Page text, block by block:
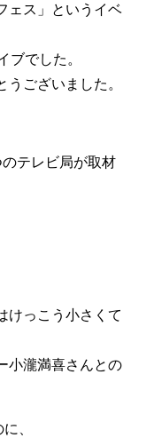
ェス」というイベ
ブでした。
ございました。
テレビ局が取材
けっこう小さくて
小瀧満喜さんとの
、